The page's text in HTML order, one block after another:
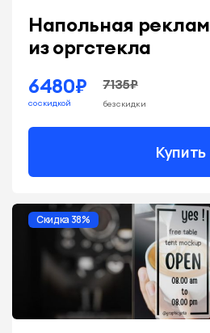
Напольная
из оргстекла
6480₽
со скидкой
7135₽
без скидки
Купить
Скидка 38%